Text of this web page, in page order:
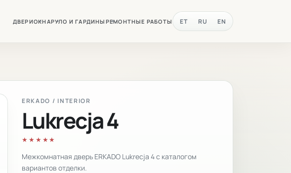
ДВЕРИОКНАРУЛО И ГАРДИНЫ РЕМОНТНЫЕ РАБОТЫ ET RU EN
ERKADO / INTERIOR
Lukrecja 4
★★★★★
Межкомнатная дверь ERKADO Lukrecja 4 с каталогом
вариантов отделки.